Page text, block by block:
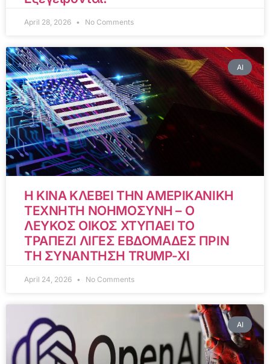
April 28, 2026 No Comments
AI
Η ΚΙΝΑ ΚΛΕΒΕΙ ΤΗΝ ΑΜΕΡΙΚΑΝΙΚΗ
ΤΕΧΝΗΤΗ ΝΟΗΜΟΣΥΝΗ – Ο
ΛΕΥΚΟΣ ΟΙΚΟΣ ΧΤΥΠΑΕΙ ΤΟ
ΤΡΑΠΕΖΙ ΛΙΓΕΣ ΕΒΔΟΜΑΔΕΣ ΠΡΙΝ
ΤΗ ΣΥΝΑΝΤΗΣΗ TRUMP-XI
April 24, 2026 No Comments
AI